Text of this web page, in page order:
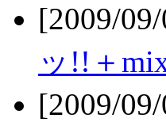
[2009/
ッ!!＋
[2009/